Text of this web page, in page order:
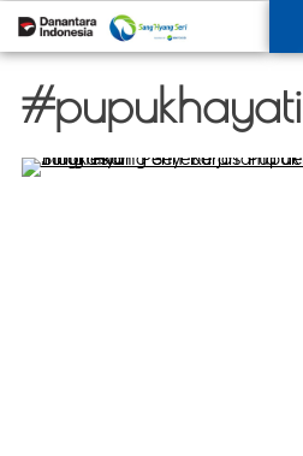
#pupukhayati